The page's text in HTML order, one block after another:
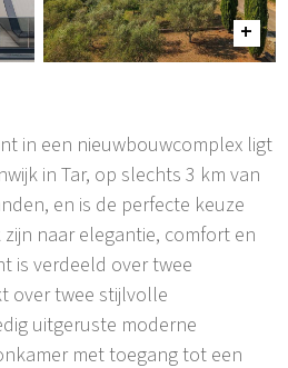
in een nieuwbouwcomplex ligt
in Tar, op slechts 3 km van
en is de perfecte keuze
naar elegantie, comfort en
is verdeeld over twee
over twee stijlvolle
uitgeruste moderne
met toegang tot een